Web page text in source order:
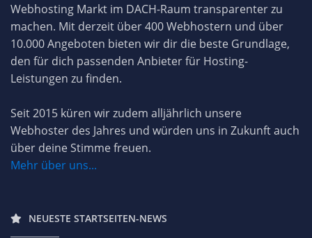
Webhosting Markt im DACH-Raum transparenter zu
machen. Mit derzeit über 400 Webhostern und über
10.000 Angeboten bieten wir dir die beste Grundlage,
den für dich passenden Anbieter für Hosting-
Leistungen zu finden.
Seit 2015 küren wir zudem alljährlich unsere
Webhoster des Jahres und würden uns in Zukunft auch
über deine Stimme freuen.
Mehr über uns...
NEUESTE STARTSEITEN-NEWS